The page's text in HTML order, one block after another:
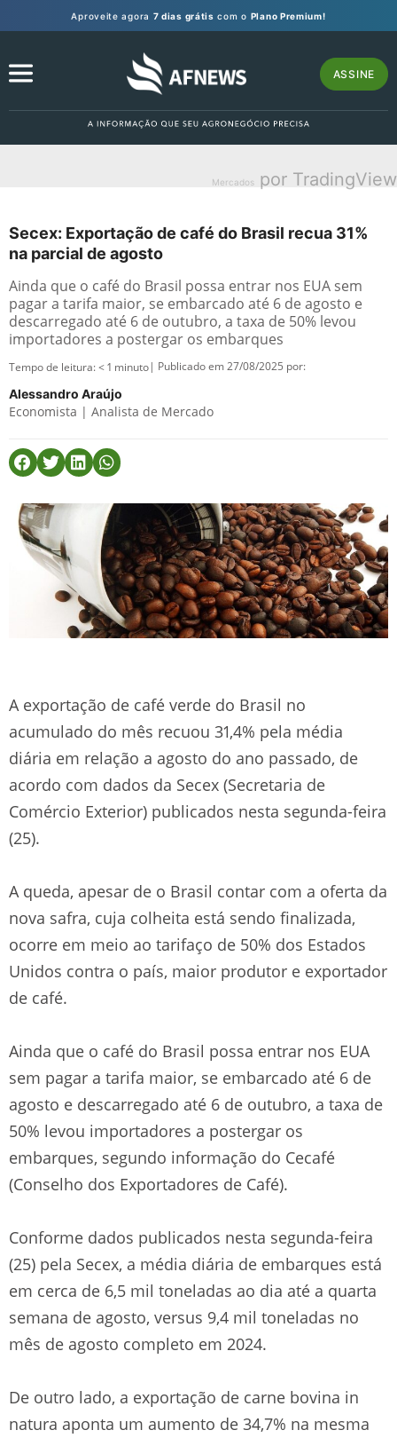
Aproveite agora 7 dias grátis com o Plano Premium!
ASSINE
Mercados por TradingView
Secex: Exportação de café do Brasil recua 31%
na parcial de agosto
Ainda que o café do Brasil possa entrar nos EUA sem
pagar a tarifa maior, se embarcado até 6 de agosto e
descarregado até 6 de outubro, a taxa de 50% levou
importadores a postergar os embarques
Tempo de leitura:< 1 minuto| Publicado em 27/08/2025 por:
Alessandro Araújo
Economista | Analista de Mercado
A exportação de café verde do Brasil no
acumulado do mês recuou 31,4% pela média
diária em relação a agosto do ano passado, de
acordo com dados da Secex (Secretaria de
Comércio Exterior) publicados nesta segunda-feira
(25).
A queda, apesar de o Brasil contar com a oferta da
nova safra, cuja colheita está sendo finalizada,
ocorre em meio ao tarifaço de 50% dos Estados
Unidos contra o país, maior produtor e exportador
de café.
Ainda que o café do Brasil possa entrar nos EUA
sem pagar a tarifa maior, se embarcado até 6 de
agosto e descarregado até 6 de outubro, a taxa de
50% levou importadores a postergar os
embarques, segundo informação do Cecafé
(Conselho dos Exportadores de Café).
Conforme dados publicados nesta segunda-feira
(25) pela Secex, a média diária de embarques está
em cerca de 6,5 mil toneladas ao dia até a quarta
semana de agosto, versus 9,4 mil toneladas no
mês de agosto completo em 2024.
De outro lado, a exportação de carne bovina in
natura aponta um aumento de 34,7% na mesma